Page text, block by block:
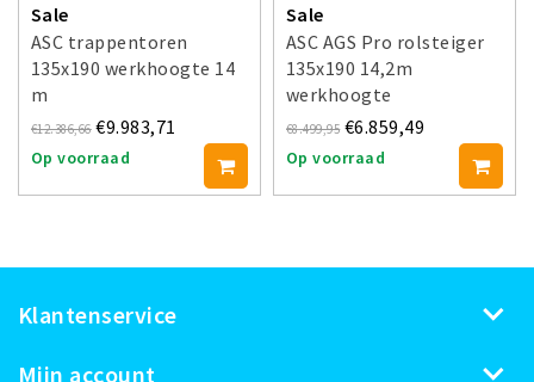
Sale
ASC trappentoren
135x190 werkhoogte 14
m
€12.386,66 €9.983,71
Op voorraad
Sale
ASC AGS Pro rolsteiger
135x190 14,2m
werkhoogte
voorloopleuning enkel
€8.499,95 €6.859,49
Op voorraad
Klantenservice
Mijn account